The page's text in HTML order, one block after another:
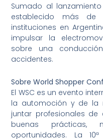
Sumado al
establecido más de
instituciones en
impulsar la
sobre una
accidentes.
Sobre World Shopper
El WSC es un evento
la automoción y de la
juntar profesionales
buenas prácticas,
oportunidades. La